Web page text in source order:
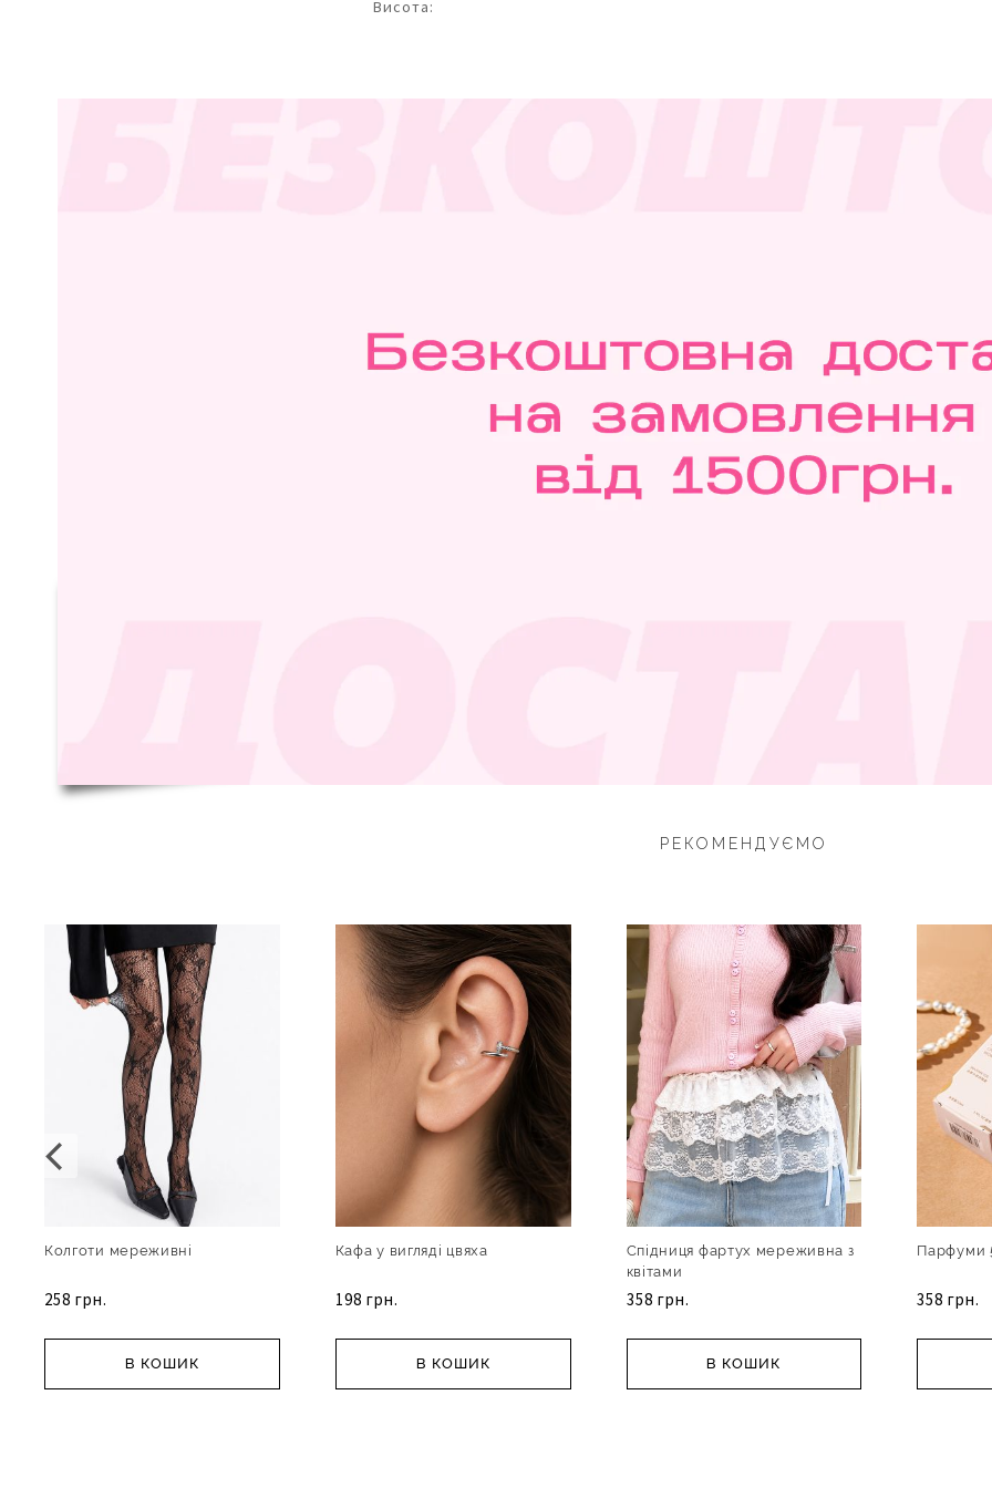
Висота:
РЕКОМЕНДУЄМО
Колготи мереживні
258 грн.
В КОШИК
Кафа у вигляді цвяха
198 грн.
В КОШИК
Спідниця фартух мереживна з
квітами
358 грн.
В КОШИК
Парфуми
358 грн.